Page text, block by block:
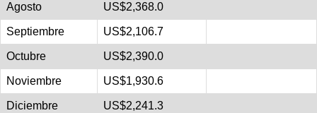
Agosto US$2,368.0
Septiembre US$2,106.7
Octubre US$2,390.0
Noviembre US$1,930.6
Diciembre US$2,241.3